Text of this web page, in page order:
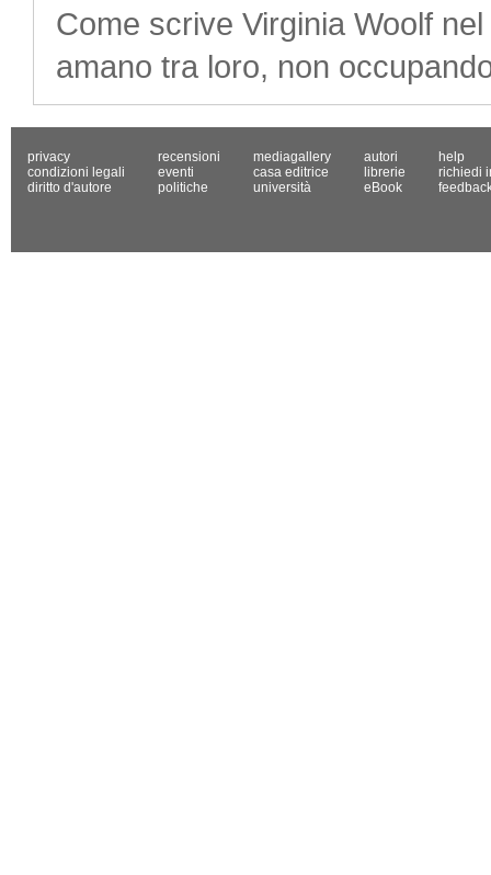
Come scrive Virginia Woolf
amano tra loro, non
privacy
condizioni legali
diritto d'autore
recensioni
eventi
politiche
mediagallery
casa editrice
università
autori
librerie
eBook
help
richiedi